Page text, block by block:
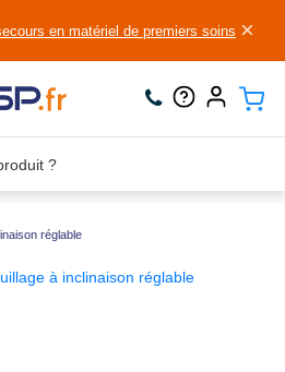
en matériel de premiers soins ×
réglable